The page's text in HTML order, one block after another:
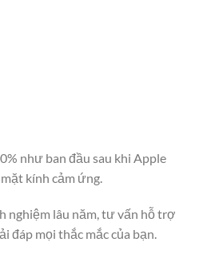
như ban đầu sau khi Apple
kính cảm ứng.
nghiệm lâu năm, tư vấn hỗ trợ
đáp mọi thắc mắc của bạn.